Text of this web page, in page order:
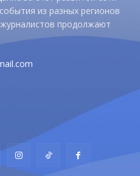
из разных регионов
продолжают